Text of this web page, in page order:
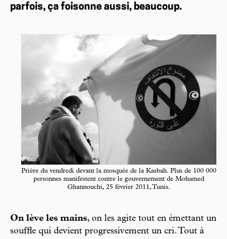
parfois, ça foisonne aussi, beaucoup.
Prière du vendredi devant la mosquée de la Kasbah. Plus de 100 000
personnes manifestent contre le gouvernement de Mohamed
Ghannouchi, 25 février 2011, Tunis.
On lève les mains, on les agite tout en émettant un
souffle qui devient progressivement un cri. Tout à